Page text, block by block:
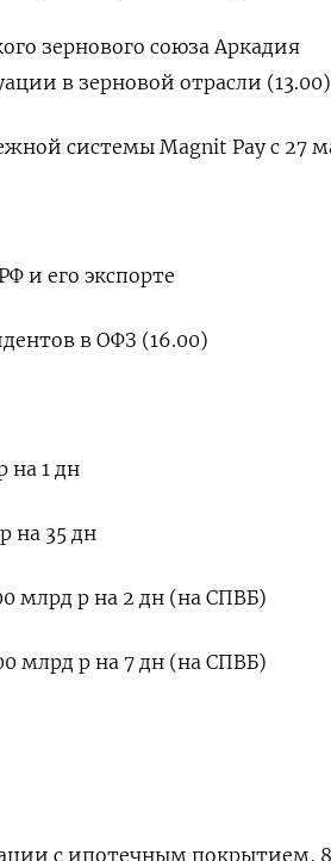
зернового союза Аркадия
в зерновой отрасли (13.00)
системы Magnit Pay с 27
и его экспорте
в ОФЗ (16.00)
на 1 дн
на 35 дн
млрд р на 2 дн (на СПВБ)
млрд р на 7 дн (на СПВБ)
с ипотечным покрытием,